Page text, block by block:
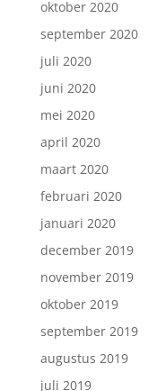
oktober 2020
september 2020
juli 2020
juni 2020
mei 2020
april 2020
maart 2020
februari 2020
januari 2020
december 2019
november 2019
oktober 2019
september 2019
augustus 2019
juli 2019